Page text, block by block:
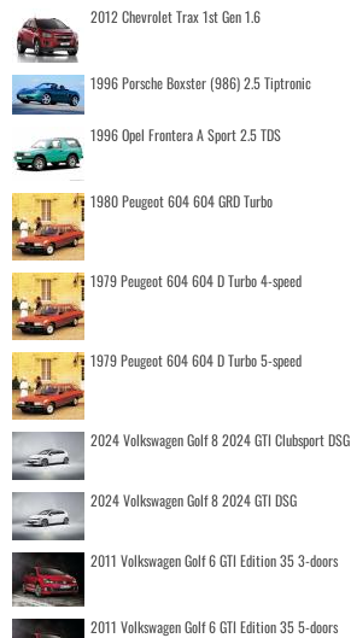
2012 Chevrolet Trax 1st Gen 1.6
1996 Porsche Boxster (986) 2.5 Tiptronic
1996 Opel Frontera A Sport 2.5 TDS
1980 Peugeot 604 604 GRD Turbo
1979 Peugeot 604 604 D Turbo 4-speed
1979 Peugeot 604 604 D Turbo 5-speed
2024 Volkswagen Golf 8 2024 GTI Clubsport DSG
2024 Volkswagen Golf 8 2024 GTI DSG
2011 Volkswagen Golf 6 GTI Edition 35 3-doors
2011 Volkswagen Golf 6 GTI Edition 35 5-doors